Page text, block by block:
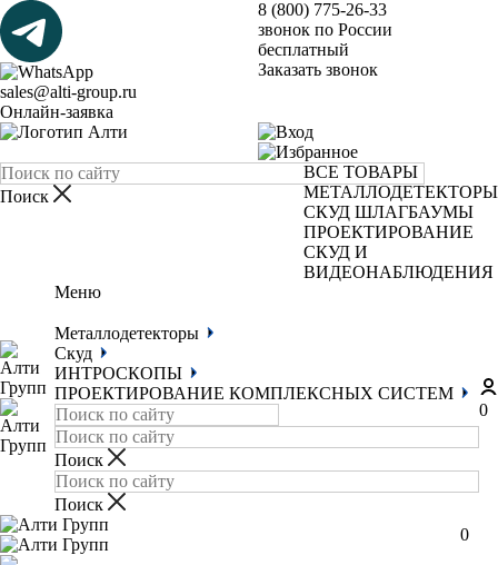
sales@alti-group.ru
Онлайн-заявка
8 (800) 775-26-33
звонок по России
бесплатный
Заказать звонок
ВСЕ ТОВАРЫ
МЕТАЛЛОДЕТЕКТОРЫ
СКУД ШЛАГБАУМЫ
ПРОЕКТИРОВАНИЕ
СКУД И
ВИДЕОНАБЛЮДЕНИЯ
Меню
Металлодетекторы
Скуд
ИНТРОСКОПЫ
ПРОЕКТИРОВАНИЕ КОМПЛЕКСНЫХ СИСТЕМ
0
0